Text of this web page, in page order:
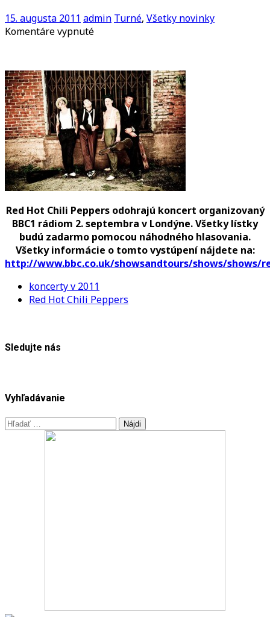
15. augusta 2011 admin Turné, Všetky novinky
Komentáre vypnuténa
Chili
Peppers
odohrajú
bezplatný
koncert
v
Londýne
Red Hot Chili Peppers odohrajú koncert organizovaný
BBC1 rádiom 2. septembra v Londýne. Všetky lístky
budú zadarmo pomocou náhodného hlasovania.
Všetky informácie o tomto vystúpení nájdete na:
http://www.bbc.co.uk/showsandtours/shows/shows/
koncerty v 2011
Red Hot Chili Peppers
Sledujte nás
Vyhľadávanie
Hľadať: